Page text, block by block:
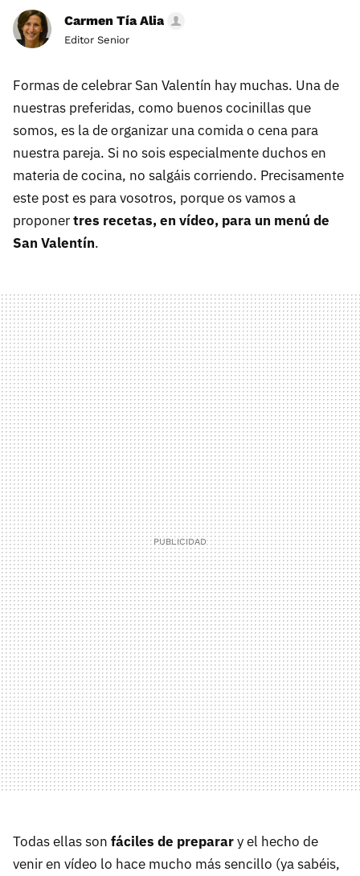
Carmen Tía Alia
Editor Senior
Formas de celebrar San Valentín hay muchas. Una de
nuestras preferidas, como buenos cocinillas que
somos, es la de organizar una comida o cena para
nuestra pareja. Si no sois especialmente duchos en
materia de cocina, no salgáis corriendo. Precisamente
este post es para vosotros, porque os vamos a
proponertres recetas, en vídeo, para un menú de
San Valentín.
Todas ellas son fáciles de preparary el hecho de
venir en vídeo lo hace mucho más sencillo (ya sabéis,